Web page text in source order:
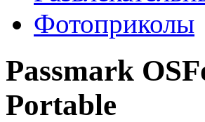
Фотоприколы
Passmark
Portable